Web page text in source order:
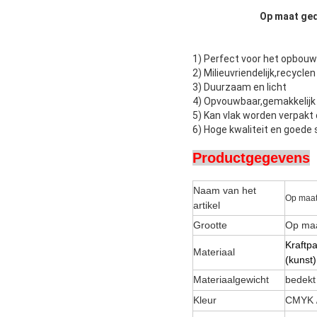
Op maat
1) Perfect voor het
2) Milieuvriendelijk,recyclen
3) Duurzaam en licht
4)
5) Kan vlak worden
6) Hoge kwaliteit en goede
Productgegevens
Naam van het
artikel
Op
Grootte Op
Materiaal
Materiaalgewicht
Kleur
CMYK